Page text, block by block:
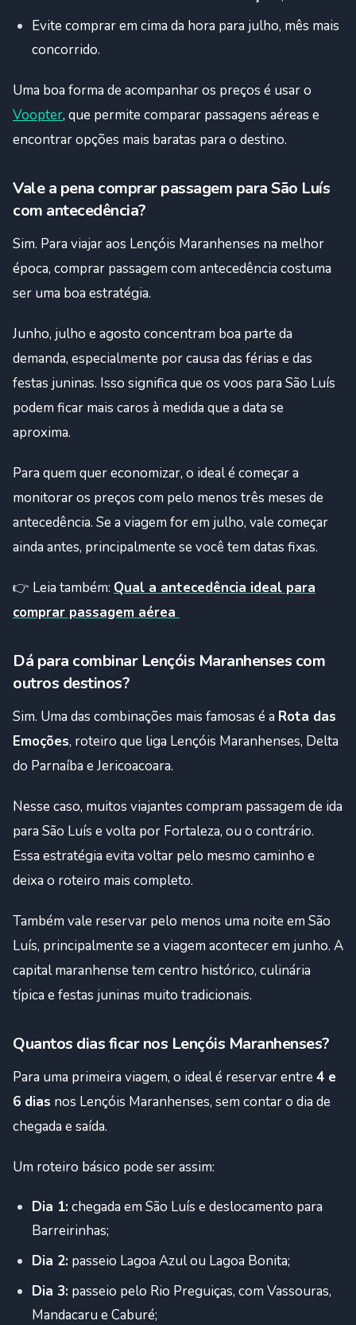
Evite comprar em cima da hora para julho, mês mais
concorrido.
Uma boa forma de acompanhar os preços é usar o
Voopter, que permite comparar passagens aéreas e
encontrar opções mais baratas para o destino.
Vale a pena comprar passagem para São Luís
com antecedência?
Sim. Para viajar aos Lençóis Maranhenses na melhor
época, comprar passagem com antecedência costuma
ser uma boa estratégia.
Junho, julho e agosto concentram boa parte da
demanda, especialmente por causa das férias e das
festas juninas. Isso significa que os voos para São Luís
podem ficar mais caros à medida que a data se
aproxima.
Para quem quer economizar, o ideal é começar a
monitorar os preços com pelo menos três meses de
antecedência. Se a viagem for em julho, vale começar
ainda antes, principalmente se você tem datas fixas.
👉 Leia também: Qual a antecedência ideal para
comprar passagem aérea
Dá para combinar Lençóis Maranhenses com
outros destinos?
Sim. Uma das combinações mais famosas é a Rota das
Emoções, roteiro que liga Lençóis Maranhenses, Delta
do Parnaíba e Jericoacoara.
Nesse caso, muitos viajantes compram passagem de ida
para São Luís e volta por Fortaleza, ou o contrário.
Essa estratégia evita voltar pelo mesmo caminho e
deixa o roteiro mais completo.
Também vale reservar pelo menos uma noite em São
Luís, principalmente se a viagem acontecer em junho. A
capital maranhense tem centro histórico, culinária
típica e festas juninas muito tradicionais.
Quantos dias ficar nos Lençóis Maranhenses?
Para uma primeira viagem, o ideal é reservar entre 4 e
6 dias nos Lençóis Maranhenses, sem contar o dia de
chegada e saída.
Um roteiro básico pode ser assim:
Dia 1:chegada em São Luís e deslocamento para
Barreirinhas;
Dia 2: passeio Lagoa Azul ou Lagoa Bonita;
Dia 3: passeio pelo Rio Preguiças, com Vassouras,
Mandacaru e Caburé;